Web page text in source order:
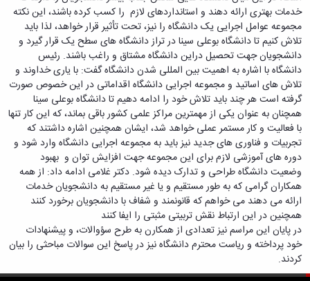
و
پشتیبانی
معاونت
آموزشی
و
تحصیلات
تکمیلی
معاونت
دانشجویی
معاونت
پژوهش
و
فناوری
معاونت
فرهنگی
و
اجتماعی
نهاد
دانشگاه
D8
رشته‌های
تحصیلی
کارشناسی
تحصیلات
تکمیلی
آموزش‌های
آزاد
برنامه‌های
آموزشی
آموزش
زبان
فارسی
به
غیرفارسی‌زبانان
آموزش‌های
کاربردی
الکترونیکی
آب
مرکز
آپا
دانشگاه
بوعلی
سینا
آزمایشگاه
های
تحقیقاتی
آزمایشگاه
مرکزی
آزمایشگاه
تنش
پسماند
آزمایشگاه
مقاومت
مصالح
مواد
علوم
اقتصادی
و
اجتماعی
علوم
ورزشی
دانشکده
های
اقماری
فنی
و
مهندسی
کبودرآهنگ
فنی
و
منابع
طبیعی
مدیریت
سبک
زندگی
مرکز
بهداشت
و
درمان
خوابگاه‌های
دانشجویی
سلف
سرویس
ورزش و
سرگرمی
اداره
تربیت
بدنی
و
فوق
استخر
دانشجویان
نشریات
دانشجویی
کانون‌های
فرهنگی
فعالیت‌های
داوطلبانه
سمن‌های
مرتبط
بنیاد
خیرین
حامی
دانشگاه
بوعلی
سینا
مؤسسه
حمایت
مردمی
با ما
روابط
بین
الملل
(قدم
الآن)
Apply
Now
خدمات بهتری ارائه دهند و استانداردهای لازم را کسب کرده باشند، این نکته
مجموعه عوامل اجرایی یک دانشگاه را نیز، تحت تأثیر قرار خواهد، لذا باید
تلاش کنیم تا دانشگاه بوعلی سینا در تراز دانشگاه های سطح یک قرار گیرد و
دانشجویان جهت تحصیل دراین دانشگاه مشتاق و راغب باشند. رئیس
دانشگاه با اشاره به اهمیت بین المللی شدن دانشگاه گفت: با یاری خداوند و
تلاش های اساتید و مجموعه اجرایی دانشگاه اقداماتی در این خصوص صورت
گرفته است هر چند باید تلاش خود را ادامه دهیم تا دانشگاه بوعلی سینا
همچنان به عنوان یکی از مهمترین مراکز علمی کشور باقی بماند، که این کار تنها
با فعالیت و کار مستمر عملی خواهد شد، ایشان همچنین اشاره داشتند که
تجربیات و فناوری های جدید نیز باید به مجموعه اجرایی دانشگاه وارد شود و
دوره های آموزشی لازم برای این مجموعه جهت افزایش توان و بهبود
وضعیت دانشگاه طراحی و تدارک دیده شود. دکتر غلامی ادامه داد: از همه
همکاران گرامی که به طور مستقیم و یا غیر مستقیم به دانشجویان خدمات
ارائه می دهند می خواهم که قانونمند و شفاف با دانشجویان برخورد کنند
همچنین در این ارتباط نقش تربیتی مثبتی را ایفا کنند
در پایان این مراسم نیز تعدادی از همکارن به طرح سؤوالات، و پیشنهادات
خود پرداخته و ریاست محترم دانشگاه نیز در پاسخ این سوالات مباحثی را بیان
کردند.